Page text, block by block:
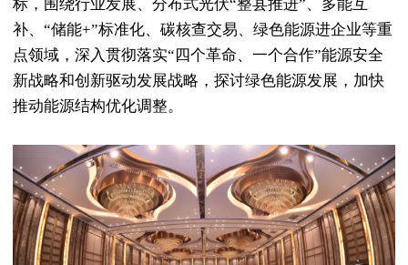
标，围绕行业发展、分布式光伏“整县推进”、多能互
补、“储能+”标准化、碳核查交易、绿色能源进企业等重
点领域，深入贯彻落实“四个革命、一个合作”能源安全
新战略和创新驱动发展战略，探讨绿色能源发展，加快
推动能源结构优化调整。